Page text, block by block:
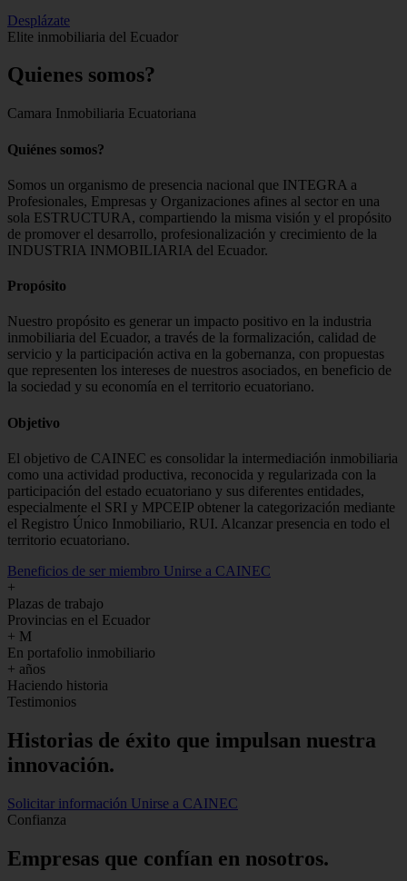
Desplázate
Elite inmobiliaria del Ecuador
Quienes somos?
Camara Inmobiliaria Ecuatoriana
Quiénes somos?
Somos un organismo de presencia nacional que INTEGRA a
Profesionales, Empresas y Organizaciones afines al sector en una
sola ESTRUCTURA, compartiendo la misma visión y el propósito
de promover el desarrollo, profesionalización y crecimiento de la
INDUSTRIA INMOBILIARIA del Ecuador.
Propósito
Nuestro propósito es generar un impacto positivo en la industria
inmobiliaria del Ecuador, a través de la formalización, calidad de
servicio y la participación activa en la gobernanza, con propuestas
que representen los intereses de nuestros asociados, en beneficio de
la sociedad y su economía en el territorio ecuatoriano.
Objetivo
El objetivo de CAINEC es consolidar la intermediación inmobiliaria
como una actividad productiva, reconocida y regularizada con la
participación del estado ecuatoriano y sus diferentes entidades,
especialmente el SRI y MPCEIP obtener la categorización mediante
el Registro Único Inmobiliario, RUI. Alcanzar presencia en todo el
territorio ecuatoriano.
Beneficios de ser miembro Unirse a CAINEC
+
Plazas de trabajo
Provincias en el Ecuador
+ M
En portafolio inmobiliario
+ años
Haciendo historia
Testimonios
Historias de éxito que impulsan nuestra
innovación.
Solicitar información Unirse a CAINEC
Confianza
Empresas que confían en nosotros.